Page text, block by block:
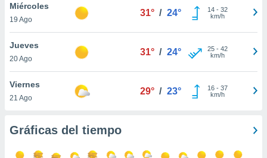
de
disponible
cookies
aceptar
Miércoles
19 Ago
31° / 24° 14- 32
km/h
Jueves
20 Ago
31° / 24° 25- 42
km/h
Viernes
21 Ago
29° / 23° 16- 37
km/h
Gráficas del tiempo